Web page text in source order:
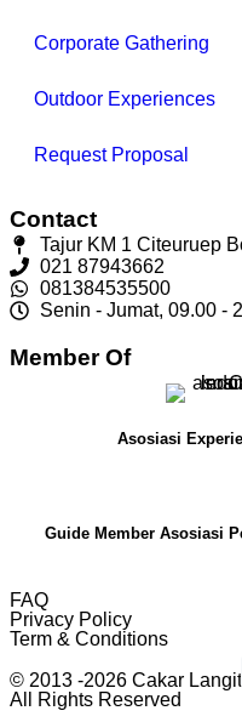
Corporate Gathering
Outdoor Experiences
Request Proposal
Contact
Tajur KM 1 Citeuruep
021 87943662
081384535500
Senin - Jumat, 09.00 -
Member Of
Asosiasi
Guide Member Asosiasi
FAQ
Privacy Policy
Term & Conditions
© 2013 -2026 Cakar
All Rights Reserved